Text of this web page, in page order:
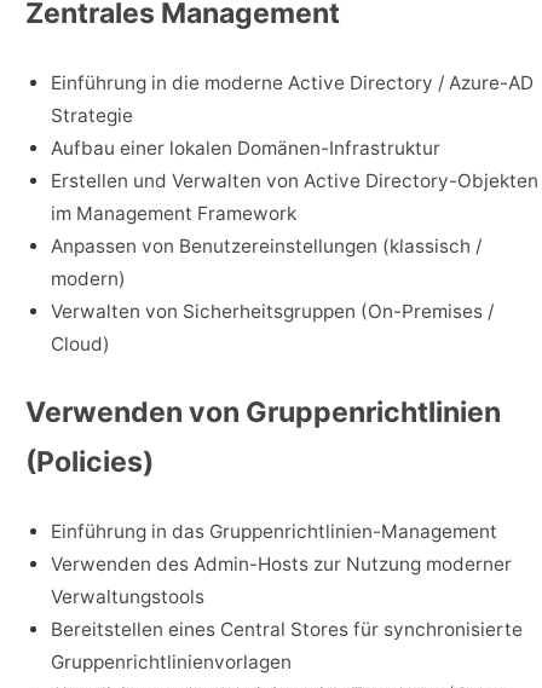
Zentrales Management
Einführung in die moderne Active Directory / Azure-AD
Strategie
Aufbau einer lokalen Domänen-Infrastruktur
Erstellen und Verwalten von Active Directory-Objekten
im Management Framework
Anpassen von Benutzereinstellungen (klassisch /
modern)
Verwalten von Sicherheitsgruppen (On-Premises /
Cloud)
Verwenden von Gruppenrichtlinien
(Policies)
Einführung in das Gruppenrichtlinien-Management
Verwenden des Admin-Hosts zur Nutzung moderner
Verwaltungstools
Bereitstellen eines Central Stores für synchronisierte
Gruppenrichtlinienvorlagen